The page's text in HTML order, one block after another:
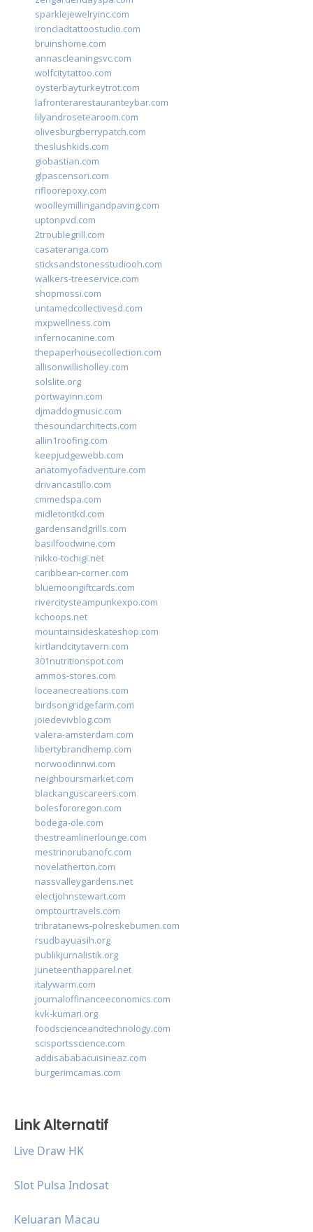
sparklejewelryinc.com
ironcladtattoostudio.com
bruinshome.com
annascleaningsvc.com
wolfcitytattoo.com
oysterbayturkeytrot.com
lafronterarestauranteybar.com
lilyandrosetearoom.com
olivesburgberrypatch.com
theslushkids.com
giobastian.com
glpascensori.com
rifloorepoxy.com
woolleymillingandpaving.com
uptonpvd.com
2troublegrill.com
casateranga.com
sticksandstonesstudiooh.com
walkers-treeservice.com
shopmossi.com
untamedcollectivesd.com
mxpwellness.com
infernocanine.com
thepaperhousecollection.com
allisonwillisholley.com
solslite.org
portwayinn.com
djmaddogmusic.com
thesoundarchitects.com
allin1roofing.com
keepjudgewebb.com
anatomyofadventure.com
drivancastillo.com
cmmedspa.com
midletontkd.com
gardensandgrills.com
basilfoodwine.com
nikko-tochigi.net
caribbean-corner.com
bluemoongiftcards.com
rivercitysteampunkexpo.com
kchoops.net
mountainsideskateshop.com
kirtlandcitytavern.com
301nutritionspot.com
ammos-stores.com
loceanecreations.com
birdsongridgefarm.com
joiedevivblog.com
valera-amsterdam.com
libertybrandhemp.com
norwoodinnwi.com
neighboursmarket.com
blackanguscareers.com
bolesfororegon.com
bodega-ole.com
thestreamlinerlounge.com
mestrinorubanofc.com
novelatherton.com
nassvalleygardens.net
electjohnstewart.com
omptourtravels.com
tribratanews-polreskebumen.com
rsudbayuasih.org
publikjurnalistik.org
juneteenthapparel.net
italywarm.com
journaloffinanceeconomics.com
kvk-kumari.org
foodscienceandtechnology.com
scisportsscience.com
addisababacuisineaz.com
burgerimcamas.com
Link Alternatif
Live Draw HK
Slot Pulsa Indosat
Keluaran Macau